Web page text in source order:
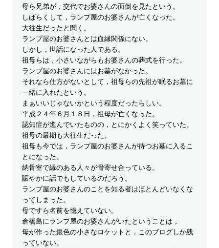
母ら兄弟が，交代でお婆さんの面倒を見たという。
しばらくして，ランプ屋のお婆さんが亡くなった。
大往生だったと聞く。
ランプ屋のお婆さんとは血縁関係にない。
しかし，世話になった人である。
祖母らは，小さいながらもお婆さんの葬式を行った。
ランプ屋のお婆さんにはお墓がなかった。
それなら仕方がないとして，祖母らの先祖が眠るお墓に
一緒に入れたという。
まぁいいじゃないかという程度だったらしい。
平成２４年６月１８日，祖母が亡くなった。
認知症が進んでいたものの，とにかくよく笑っていた。
祖母の最期も大往生だった。
祖母も今では，ランプ屋のお婆さんが待つお墓に入るこ
とになった。
納骨室で縁のある人々が骨寄せ合っている。
賑やかに話でもしているのだろう。
ランプ屋のお婆さんのことを知る者はほとんどいなくな
ってしまった。
母ですら名前を憶えていない。
倉橋島にランプ屋のお婆さんがいたということは，
母が作った銀色の小さなロケットと，このブログしか残
っていない。